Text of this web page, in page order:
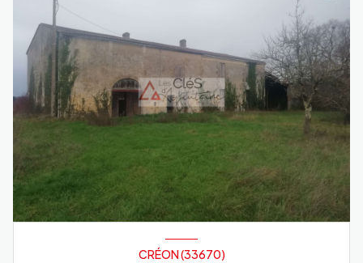
CRÉON (33670)